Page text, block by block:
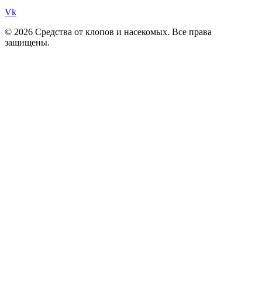
Vk
© 2026 Средства от клопов и насекомых. Все права
защищены.